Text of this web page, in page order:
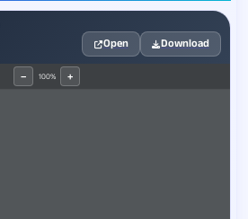
Open Download
− 100% +